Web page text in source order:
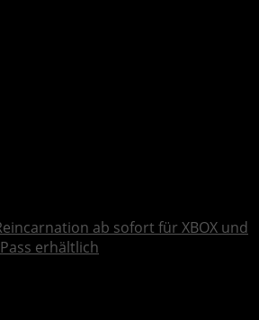
ab sofort für XBOX und
erhältlich